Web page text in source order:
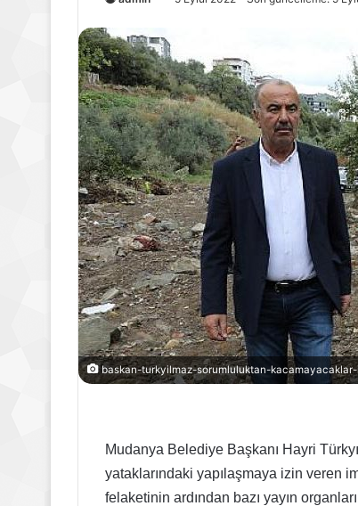
baskan-turkyilmaz-sorumluluktan-
Mudanya Belediye Başkanı Hayri
yataklarındaki yapılaşmaya izin veren
felaketinin ardından bazı yayın